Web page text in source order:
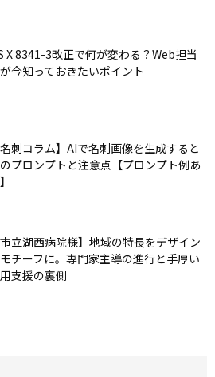
X 8341-3改正で何が変わる？Web担当
今知っておきたいポイント
名刺コラム】AIで名刺画像を生成すると
プロンプトと注意点【プロンプト例あ
市立湖西病院様】地域の特長をデザイン
チーフに。専門家主導の進行と手厚い
支援の裏側